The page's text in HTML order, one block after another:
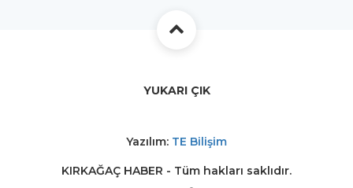
YUKARI ÇIK
Yazılım: TE Bilişim
KIRKAĞAÇ HABER - Tüm hakları saklıdır.